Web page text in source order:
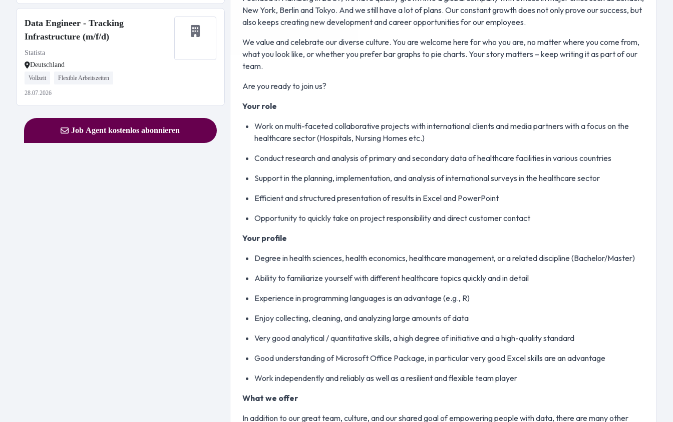
Data Engineer - Tracking
Infrastructure (m/f/d)
Statista
Deutschland
Vollzeit Flexible Arbeitszeiten
28.07.2026
Job Agent kostenlos abonnieren